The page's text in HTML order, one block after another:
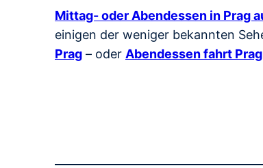
Mittag- oder Abendessen in Prag
einigen der weniger bekannten
Prag – oder Abendessen fahrt Prag